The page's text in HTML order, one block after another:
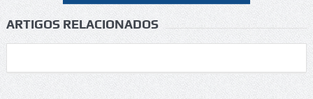
ARTIGOS RELACIONADOS